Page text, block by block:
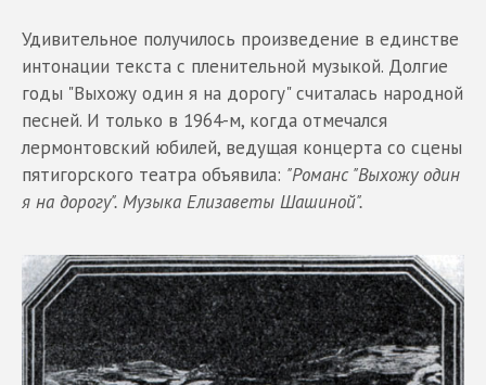
Удивительное получилось произведение в единстве
интонации текста с пленительной музыкой. Долгие
годы "Выхожу один я на дорогу" считалась народной
песней. И только в 1964-м, когда отмечался
лермонтовский юбилей, ведущая концерта со сцены
пятигорского театра объявила: "Романс "Выхожу один
я на дорогу". Музыка Елизаветы Шашиной".